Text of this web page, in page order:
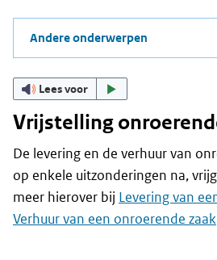
Andere onderwerpen
Lees voor
Vrijstelling
De levering en de verhuur van
op enkele uitzonderingen na,
meer hierover bij Levering van
Verhuur van een onroerende zaak